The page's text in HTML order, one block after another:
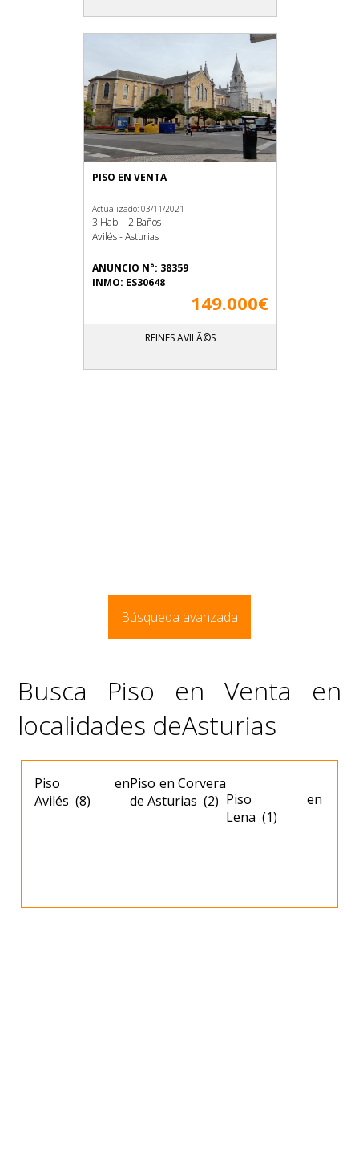
PISO EN VENTA
Actualizado: 03/11/2021
3 Hab. - 2 Baños
Avilés - Asturias
ANUNCIO N°: 38359
INMO: ES30648
149.000€
REINES AVILÃ©S
Búsqueda avanzada
Busca Piso en Venta en
localidades deAsturias
Piso en
Avilés (8)
Piso en Corvera
de Asturias (2) Piso en
Lena (1)